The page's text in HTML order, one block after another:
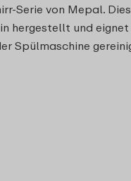
Serie von Mepal.
hergestellt und
Spülmaschine